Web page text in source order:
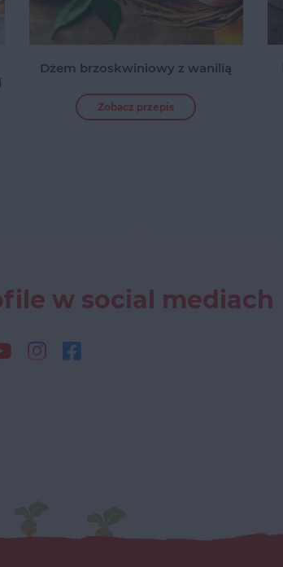
Dżem brzoskwiniowy z wanilią
Zobacz przepis
w social mediach